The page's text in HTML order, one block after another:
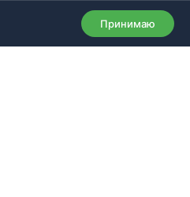
Принимаю